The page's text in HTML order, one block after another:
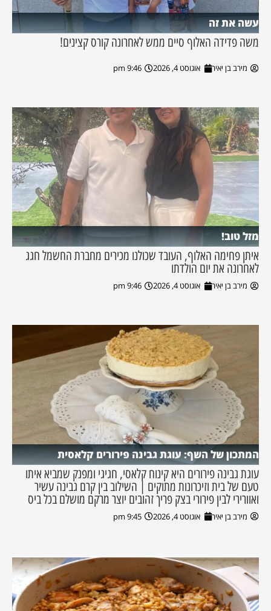
עשה את זה
משה פדידה האלוף סיים ממש לאחרונה קורס קצינים!
מירב בן יאיר אוגוסט 4, 2026 9:46 pm
מזל טוב!
איתן פחימה האלוף, העובד שכולנו מכירים מחברת החשמל חגג
לאחרונה את יום הולדתו
מירב בן יאיר אוגוסט 4, 2026 9:46 pm
המתכון של השף: עוגת גבינה פירורים קלאסית
עוגת גבינה פירורים היא קינוח קלאסי, חגיגי ומפנק שמביא איתו
טעם של בית וזיכרונות מתוקים | השילוב בין קרם גבינה עשיר
ואוורירי לבין פירורי בצק פריך זהובים יוצר מרקם מושלם בכל ביס
מירב בן יאיר אוגוסט 4, 2026 9:45 pm